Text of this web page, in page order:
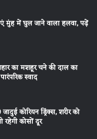
मुंह में घुल जाने वाला हलवा, पढ़ें
का मशहूर चने की दाल का
स्वाद
कोरियन ड्रिंक्स, शरीर को
कोसों दूर